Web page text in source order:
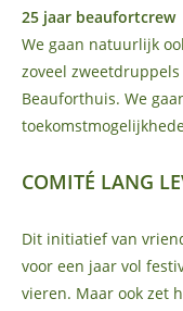
25 jaar beaufortcrew
We gaan natuurlijk
zoveel
Beauforthuis. We
COMITÉ LANG
Dit initiatief van
voor een jaar vol
vieren. Maar ook zet